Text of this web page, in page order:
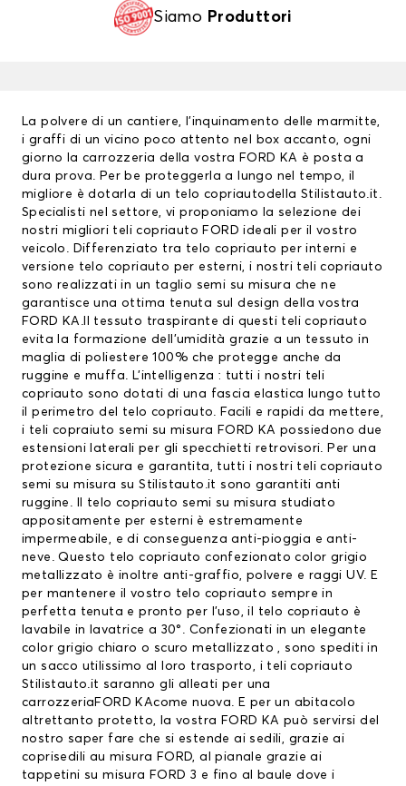
Siamo Produttori
La polvere di un cantiere, l’inquinamento delle marmitte,
i graffi di un vicino poco attento nel box accanto, ogni
giorno la carrozzeria della vostra FORD KA è posta a
dura prova. Per be proteggerla a lungo nel tempo, il
migliore è dotarla di un telo copriautodella Stilistauto.it.
Specialisti nel settore, vi proponiamo la selezione dei
nostri migliori teli copriauto FORDideali per il vostro
veicolo. Differenziato tra telo copriauto per interni e
versione telo copriauto per esterni, i nostri teli copriauto
sono realizzati in un taglio semi su misura che ne
garantisce una ottima tenuta sul design della vostra
FORD KA.Il tessuto traspirante di questi teli copriauto
evita la formazione dell’umidità grazie a un tessuto in
maglia di poliestere 100% che protegge anche da
ruggine e muffa. L’intelligenza : tutti i nostri teli
copriauto sono dotati di una fascia elastica lungo tutto
il perimetro del telo copriauto. Facili e rapidi da mettere,
i teli copraiuto semi su misura FORD KA possiedono due
estensioni laterali per gli specchietti retrovisori. Per una
protezione sicura e garantita, tutti i nostri teli copriauto
semi su misura su Stilistauto.it sono garantiti anti
ruggine. Il telo copriauto semi su misura studiato
appositamente per esterni è estremamente
impermeabile, e di conseguenza anti-pioggia e anti-
neve. Questo telo copriauto confezionato color grigio
metallizzato è inoltre anti-graffio, polvere e raggi UV. E
per mantenere il vostro telo copriauto sempre in
perfetta tenuta e pronto per l’uso, il telo copriauto è
lavabile in lavatrice a 30°. Confezionati in un elegante
color grigio chiaro o scuro metallizzato , sono spediti in
un sacco utilissimo al loro trasporto, i teli copriauto
Stilistauto.it saranno gli alleati per una
carrozzeriaFORD KAcome nuova. E per un abitacolo
altrettanto protetto, la vostra FORD KA può servirsi del
nostro saper fare che si estende ai sedili, grazie ai
coprisedili au misura FORD, al pianale grazie ai
tappetini su misura FORD 3 e fino al baule dove i